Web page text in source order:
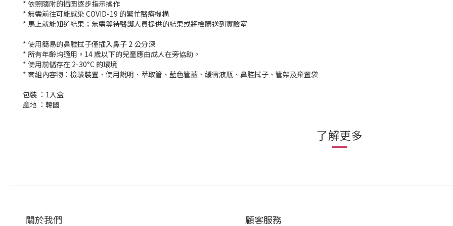
* 依照隨附的插圖逐步指示操作
* 無需前往可能感染 COVID-19 的繁忙醫療機構
* 馬上就能知道結果；無需等待醫護人員提供的結果或將檢體送到實驗室
* 使用簡易的鼻腔拭子僅插入鼻子 2 公分深
* 所有年齡均適用。14 歲以下的兒童應由成人在旁協助。
* 使用前儲存在 2-30°C 的環境
* 套組內容物：檢驗裝置、使用說明、萃取管、藍色管蓋、緩衝液瓶、鼻腔拭子、管架及棄置袋
包裝 ：1入盒
產地 ：韓國
了解更多
關於我們 顧客服務